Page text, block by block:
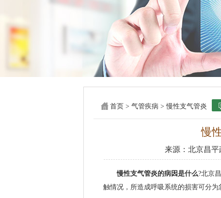
首页 > 气管疾病 >慢性支气管炎
慢
来源： 北京昌平
慢性支气管炎的病因是什么?北京
触情况，所造成呼吸系统的损害可分为